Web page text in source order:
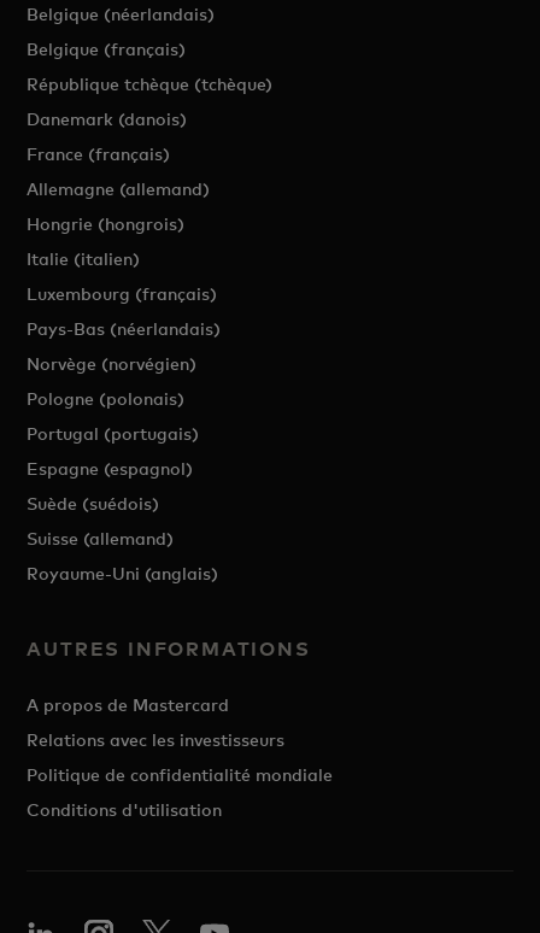
Belgique (néerlandais)
Belgique (français)
République tchèque (tchèque)
Danemark (danois)
France (français)
Allemagne (allemand)
Hongrie (hongrois)
Italie (italien)
Luxembourg (français)
Pays-Bas (néerlandais)
Norvège (norvégien)
Pologne (polonais)
Portugal (portugais)
Espagne (espagnol)
Suède (suédois)
Suisse (allemand)
Royaume-Uni (anglais)
AUTRES INFORMATIONS
A propos de Mastercard
Relations avec les investisseurs
Politique de confidentialité mondiale
Conditions d'utilisation